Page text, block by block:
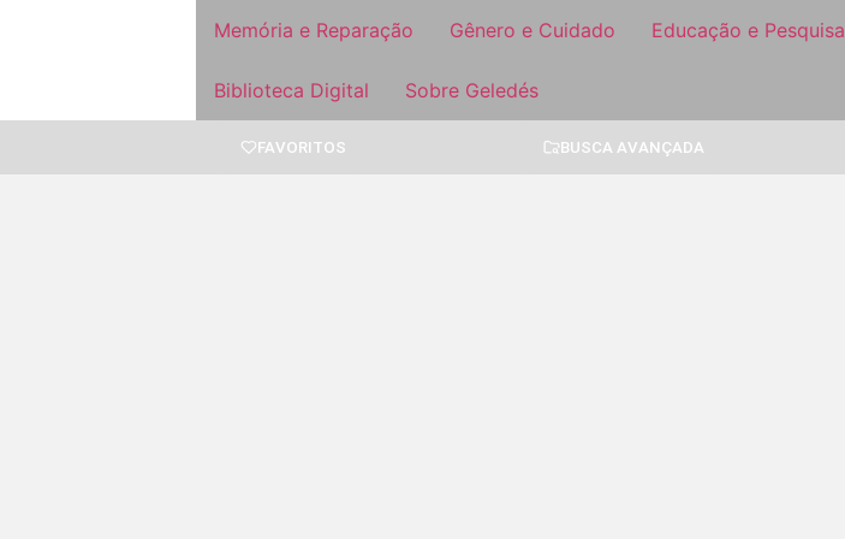
Memória e Reparação Gênero e Cuidado Educação e Pesquisa
Biblioteca Digital Sobre Geledés
FAVORITOS BUSCA AVANÇADA